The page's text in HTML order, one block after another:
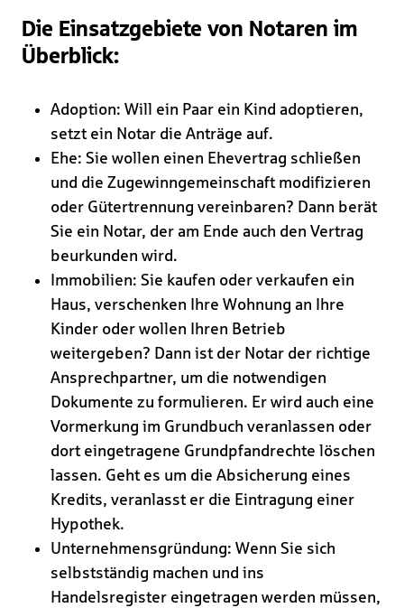
Die Einsatzgebiete von Notaren im
Überblick:
Adoption: Will ein Paar ein Kind adoptieren,
setzt ein Notar die Anträge auf.
Ehe: Sie wollen einen Ehevertrag schließen
und die Zugewinngemeinschaft modifizieren
oder Gütertrennung vereinbaren? Dann berät
Sie ein Notar, der am Ende auch den Vertrag
beurkunden wird.
Immobilien: Sie kaufen oder verkaufen ein
Haus, verschenken Ihre Wohnung an Ihre
Kinder oder wollen Ihren Betrieb
weitergeben? Dann ist der Notar der richtige
Ansprechpartner, um die notwendigen
Dokumente zu formulieren. Er wird auch eine
Vormerkung im Grundbuch veranlassen oder
dort eingetragene Grundpfandrechte löschen
lassen. Geht es um die Absicherung eines
Kredits, veranlasst er die Eintragung einer
Hypothek.
Unternehmensgründung: Wenn Sie sich
selbstständig machen und ins
Handelsregister eingetragen werden müssen,